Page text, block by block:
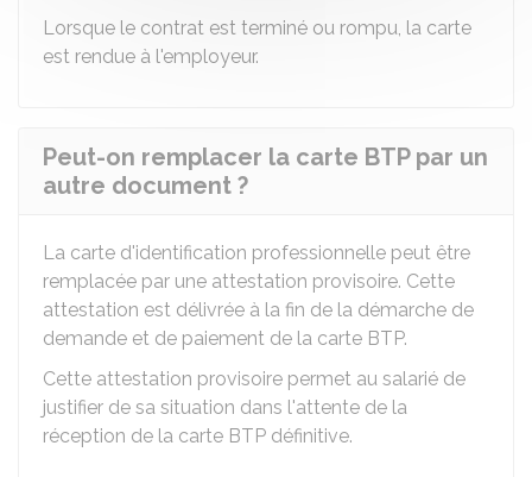
Lorsque le contrat est terminé ou rompu, la carte
est rendue à l'employeur.
Peut-on remplacer la carte BTP par un
autre document ?
La carte d'identification professionnelle peut être
remplacée par une attestation provisoire. Cette
attestation est délivrée à la fin de la démarche de
demande et de paiement de la carte BTP.
Cette attestation provisoire permet au salarié de
justifier de sa situation dans l'attente de la
réception de la carte BTP définitive.